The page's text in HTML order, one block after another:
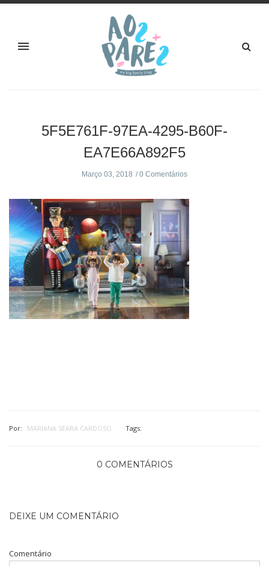
5F5E761F-97EA-4295-B60F-
EA7E66A892F5
Março 03, 2018 0 Comentários
Por: MARIANA SEARA CARDOSO Tags:
0 COMENTÁRIOS
DEIXE UM COMENTÁRIO
Comentário